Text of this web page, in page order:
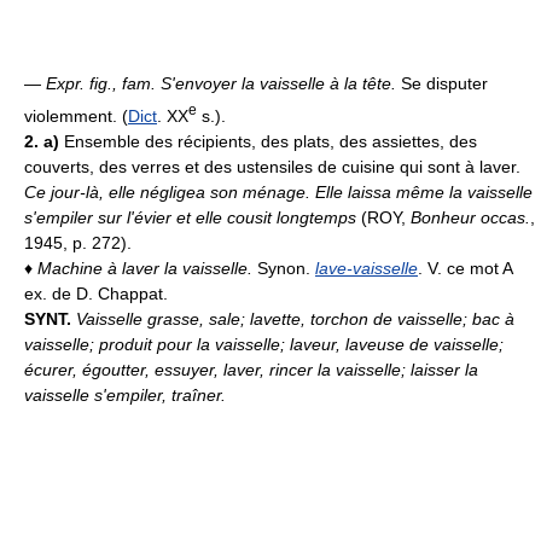
— Expr. fig., fam. S'envoyer la vaisselle à la tête. Se disputer
violemment. (Dict . XXe s.).
2. a) Ensemble des récipients, des plats, des assiettes, des
couverts, des verres et des ustensiles de cuisine qui sont à laver.
Ce jour-là, elle négligea son ménage. Elle laissa même la vaisselle
s'empiler sur l'évier et elle cousit longtemps (ROY, Bonheur occas.
1945, p. 272).
♦ Machine à laver la vaisselle. Synon. lave-vaisselle . V. ce mot A
ex. de D. Chappat.
SYNT. Vaisselle grasse, sale; lavette, torchon de vaisselle; bac à
vaisselle; produit pour la vaisselle; laveur, laveuse de vaisselle;
écurer, égoutter, essuyer, laver, rincer la vaisselle; laisser la
vaisselle s'empiler, traîner.